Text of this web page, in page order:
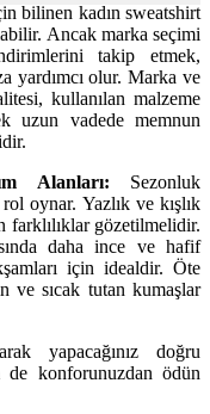
bilinen kadın sweatshirt
Ancak marka seçimi
takip etmek,
yardımcı olur. Marka ve
kullanılan malzeme
uzun vadede memnun
Alanları: Sezonluk
oynar. Yazlık ve kışlık
farklılıklar gözetilmelidir.
daha ince ve hafif
için idealdir. Öte
ve sıcak tutan kumaşlar
yapacağınız doğru
de konforunuzdan ödün